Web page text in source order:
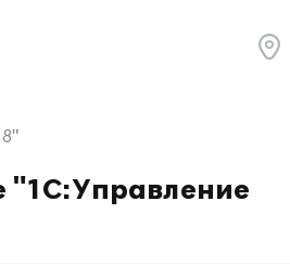
8"
"1С:Управление